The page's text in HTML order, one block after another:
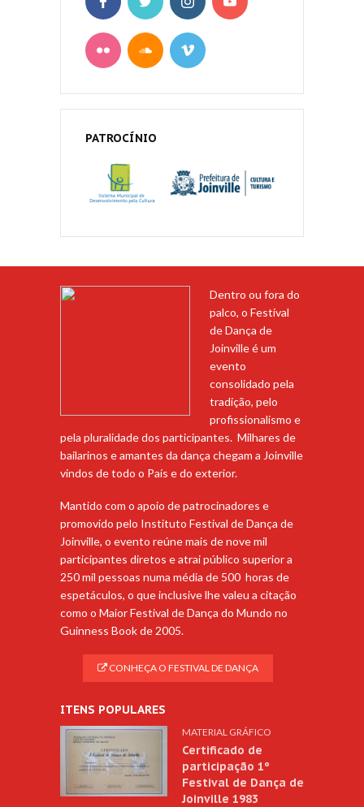
PATROCÍNIO
Dentro ou fora do
palco, o Festival
de Dança de
Joinville é um
evento
consolidado pela
tradição, pelo
profissionalismo e
pela pluralidade dos participantes. Milhares de
bailarinos e amantes da dança chegam a Joinville
vindos de todo o País e do exterior.
Mantido com o apoio de patrocinadores e
promovido pelo Instituto Festival de Dança de
Joinville, o evento reúne mais de nove mil
participantes diretos e atrai público superior a
250 mil pessoas numa média de 500 horas de
espetáculos, o que inclusive lhe valeu a citação
como o Maior Festival de Dança do Mundo no
Guinness Book de 2005.
CONHEÇA O FESTIVAL DE DANÇA
ITENS POPULARES
MATERIAL GRÁFICO
Certificado de
participação 1º
Festival de Dança de
Joinville 1983